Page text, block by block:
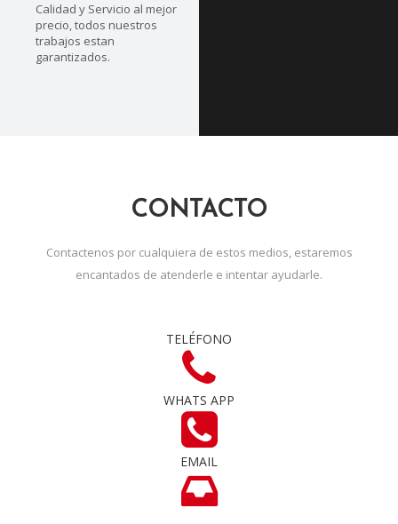
Calidad y Servicio al mejor
precio, todos nuestros
trabajos estan
garantizados.
CONTACTO
Contactenos por cualquiera de estos medios, estaremos
encantados de atenderle e intentar ayudarle.
TELÉFONO
WHATS APP
EMAIL